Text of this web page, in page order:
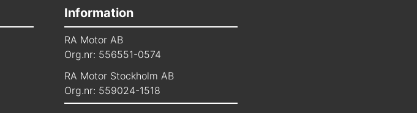
Information
RA Motor AB
Org.nr: 556551-0574
RA Motor Stockholm AB
Org.nr: 559024-1518